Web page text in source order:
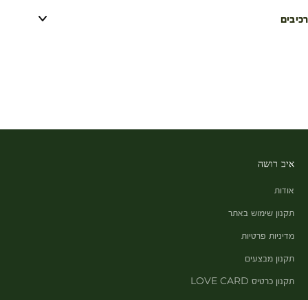
רכיבים
איב רושה
אודות
תקנון שימוש באתר
מדיניות פרטיות
תקנון מבצעים
תקנון כרטיס LOVE CARD